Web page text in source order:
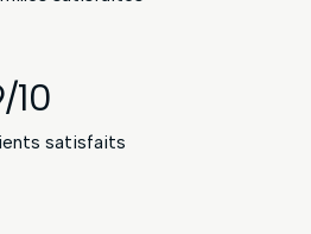
/10
satisfaits